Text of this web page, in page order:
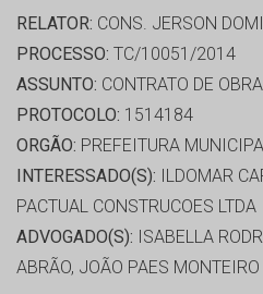
RELATOR: CONS. JERSON
PROCESSO: TC/10051/2014
ASSUNTO: CONTRATO DE
PROTOCOLO: 1514184
ORGÃO: PREFEITURA
INTERESSADO(S): ILDOMAR
PACTUAL CONSTRUCOES LTDA
ADVOGADO(S): ISABELLA
ABRÃO, JOÃO PAES